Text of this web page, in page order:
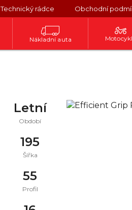
Technický rádce Obchodní
Nákladní auta
Letní
Období
195
Šířka
55
Profil